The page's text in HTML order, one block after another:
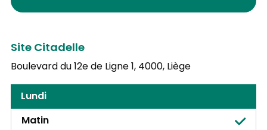
Site Citadelle
Boulevard du 12e de Ligne 1,4000, Liège
Lundi
Matin